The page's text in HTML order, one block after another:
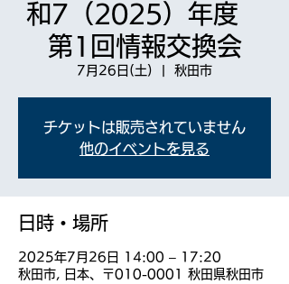
和7（2025）年度
第1回情報交換会
7月26日(土) 秋田市
チケットは販売されていません
他のイベントを見る
日時・場所
2025年7月26日 14:00 – 17:20
秋田市, 日本、〒010-0001 秋田県秋田市